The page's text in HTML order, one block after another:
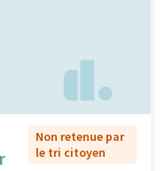
Non retenue par
le tri citoyen